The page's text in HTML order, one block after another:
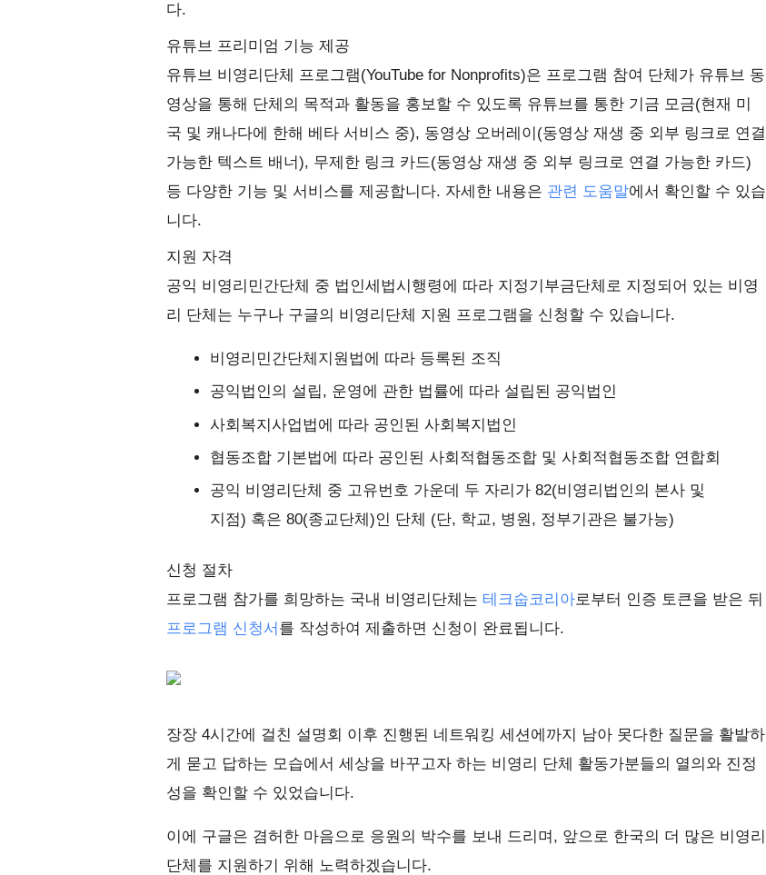
다.
유튜브 프리미엄 기능 제공
유튜브 비영리단체 프로그램(YouTube for Nonprofits)은 프로그램 참여 단체가 유튜브 동
영상을 통해 단체의 목적과 활동을 홍보할 수 있도록 유튜브를 통한 기금 모금(현재 미
국 및 캐나다에 한해 베타 서비스 중), 동영상 오버레이(동영상 재생 중 외부 링크로 연결
가능한 텍스트 배너), 무제한 링크 카드(동영상 재생 중 외부 링크로 연결 가능한 카드)
등 다양한 기능 및 서비스를 제공합니다. 자세한 내용은 관련 도움말에서 확인할 수 있습
니다.
지원 자격
공익 비영리민간단체 중 법인세법시행령에 따라 지정기부금단체로 지정되어 있는 비영
리 단체는 누구나 구글의 비영리단체 지원 프로그램을 신청할 수 있습니다.
비영리민간단체지원법에 따라 등록된 조직
공익법인의 설립, 운영에 관한 법률에 따라 설립된 공익법인
사회복지사업법에 따라 공인된 사회복지법인
협동조합 기본법에 따라 공인된 사회적협동조합 및 사회적협동조합 연합회
공익 비영리단체 중 고유번호 가운데 두 자리가 82(비영리법인의 본사 및
지점) 혹은 80(종교단체)인 단체 (단, 학교, 병원, 정부기관은 불가능)
신청 절차
프로그램 참가를 희망하는 국내 비영리단체는 테크숩코리아로부터 인증 토큰을 받은 뒤
프로그램 신청서 를 작성하여 제출하면 신청이 완료됩니다.
장장 4시간에 걸친 설명회 이후 진행된 네트워킹 세션에까지 남아 못다한 질문을 활발하
게 묻고 답하는 모습에서 세상을 바꾸고자 하는 비영리 단체 활동가분들의 열의와 진정
성을 확인할 수 있었습니다.
이에 구글은 겸허한 마음으로 응원의 박수를 보내 드리며, 앞으로 한국의 더 많은 비영리
단체를 지원하기 위해 노력하겠습니다.